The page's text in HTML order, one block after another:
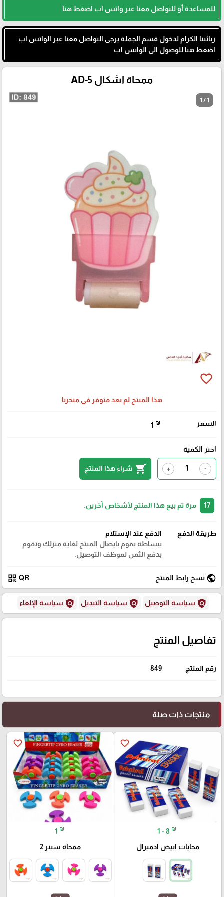
للمساعدة أو للتواصل معنا عبر واتس اب اضغط هنا
زبائننا الكرام لدخول قسم الجملة يرجى التواصل معنا عبر الواتس اب
اضغط هنا للوصول الى الواتس اب
ممحاة اشكال AD-5
1 / 1
favorite_border
هذا المنتج لم يعد متوفر في متجرنا
السعر 1 ₪
اختر الكمية
-
+
shopping_cart شراء هذا المنتج
مرة تم بيع هذا المنتج لأشخاص آخرين.
طريقة الدفع
الدفع عند الإستلام
ببساطة نقوم بايصال المنتج لغاية منزلك وتقوم
بدفع الثمن لموظف التوصيل.
public نسخ رابط المنتج QR
qr_code
policy سياسة التوصيل policy سياسة التبديل policy سياسة الإلغاء
تفاصيل المنتج
رقم المنتج 849
منتجات ذات صلة
favorite_border
1 - 8 ₪
محايات ابيض ادميرال
favorite_border
1 ₪
ممحاة سبنر 2